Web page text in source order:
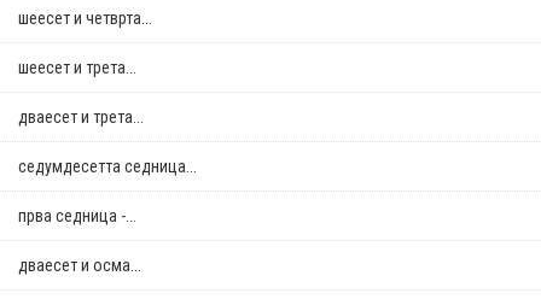
шеесет и четврта...
шеесет и трета...
дваесет и трета...
седумдесетта седница...
прва седница -...
дваесет и осма...